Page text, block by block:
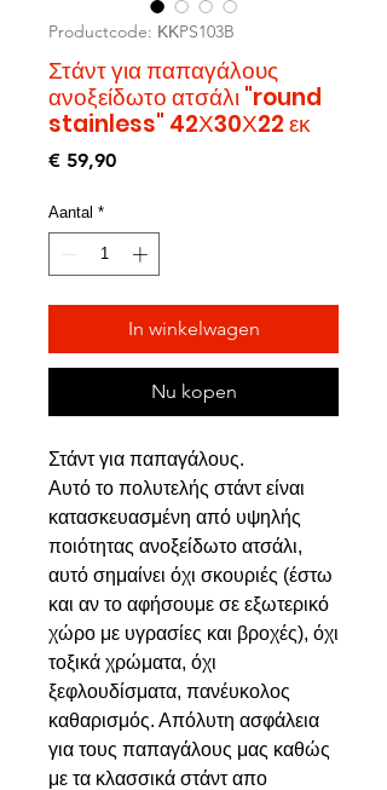
Productcode: ΚΚPS103B
Στάντ για παπαγάλους
ανοξείδωτο ατσάλι "round
stainless" 42Χ30Χ22 εκ
€ 59,90Prijs
Aantal *
In winkelwagen
Nu kopen
Στάντ για παπαγάλους.
Αυτό το πολυτελής στάντ είναι
κατασκευασμένη από υψηλής
ποιότητας ανοξείδωτο ατσάλι,
αυτό σημαίνει όχι σκουριές (έστω
και αν το αφήσουμε σε εξωτερικό
χώρο με υγρασίες και βροχές), όχι
τοξικά χρώματα, όχι
ξεφλουδίσματα, πανέυκολος
καθαρισμός. Απόλυτη ασφάλεια
για τους παπαγάλους μας καθώς
με τα κλασσικά στάντ απο